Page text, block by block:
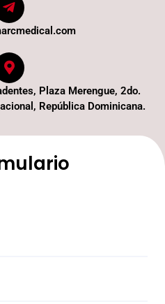
Plaza Merengue, 2do.
República Dominicana.